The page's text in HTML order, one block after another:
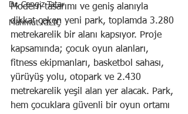
Dr. Cengiz Tatar
Mahmut KILIÇ
Modern tasarımı ve geniş alanıyla
dikkat çeken yeni park, toplamda 3.280
metrekarelik bir alanı kapsıyor. Proje
kapsamında; çocuk oyun alanları,
fitness ekipmanları, basketbol sahası,
yürüyüş yolu, otopark ve 2.430
metrekarelik yeşil alan yer alacak. Park,
hem çocuklara güvenli bir oyun ortamı